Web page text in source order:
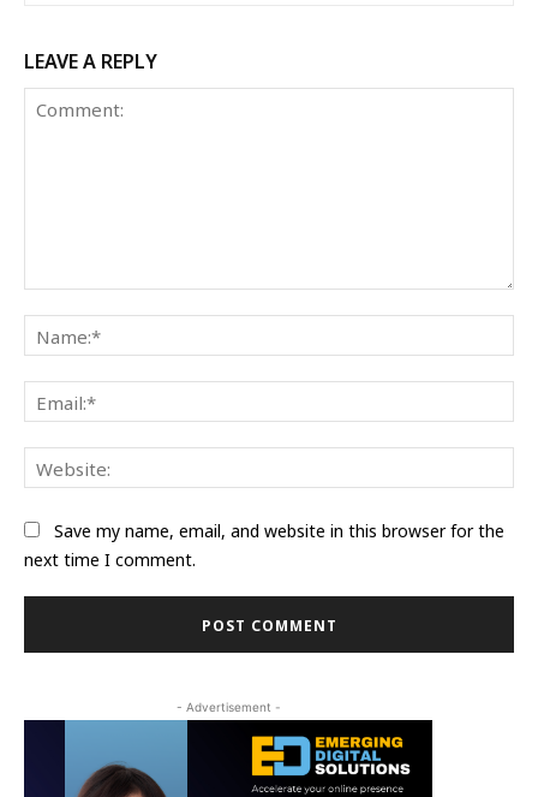
LEAVE A REPLY
Save my name, email, and website in this browser for the
next time I comment.
- Advertisement -